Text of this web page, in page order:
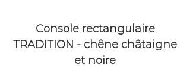
Console rectangulaire
TRADITION - chêne châtaigne
et noire